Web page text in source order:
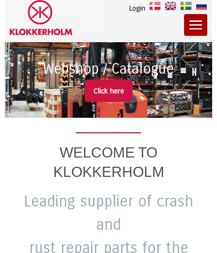
Login
Webshop / Catalogue
Click here
WELCOME TO
KLOKKERHOLM
Leading supplier of crash
and
rust repair parts for the